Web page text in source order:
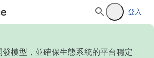
登入
模型，並確保生態系統的平台穩定